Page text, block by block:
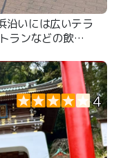
沿いには広いテラ
ランなどの飲食
4